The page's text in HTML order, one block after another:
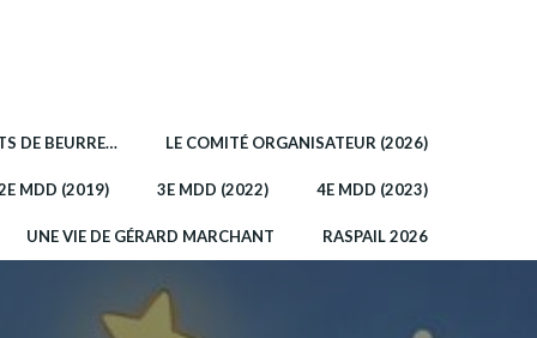
DE BEURRE… LE COMITÉ ORGANISATEUR (2026)
MDD (2019) 3E MDD (2022) 4E MDD (2023)
UNE VIE DE GÉRARD MARCHANT RASPAIL 2026